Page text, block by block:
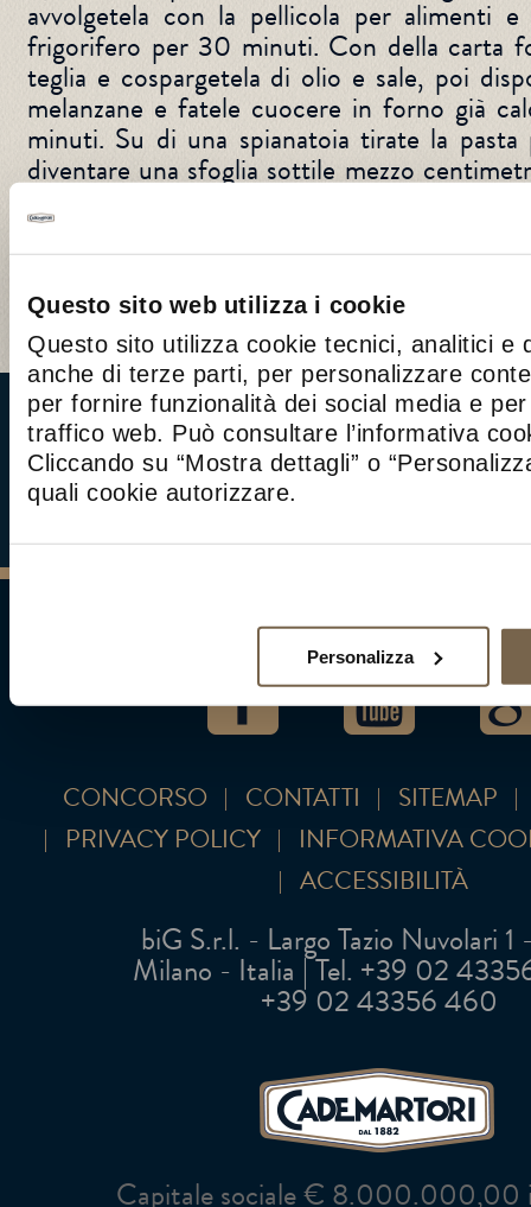
Questo sito web utilizza i cookie
Questo sito utilizza cookie tecnici, analitici e
anche di terze parti, per personalizzare
per fornire funzionalità dei social media e
traffico web. Può consultare l’informativa
Cliccando su “Mostra dettagli” o
quali cookie autorizzare.
Personalizza
avvolgetela con la pellicola per alimenti
frigorifero per 30 minuti. Con della carta
teglia e cospargetela di olio e sale, poi
melanzane e fatele cuocere in forno già
minuti. Su di una spianatoia tirate la pasta
diventare una sfoglia sottile mezzo
un matterello, riportatela in una teglia
farcitela con strati di melanzane,
fette di Caciotta Cademartori. Coprite con la
leggermente salata e infornate per altri 25
a 200°. Fate intiepidire prima di
melanzane e scamorza.
CONCORSO CONTATTI
SITEMAP
PRIVACY POLICY
INFORMATIVA
ACCESSIBILITÀ
biG S.r.l. - Largo Tazio Nuvolari
Milano - Italia | Tel. +39 02 43356
+39 02 43356 460
Capitale sociale € 8.000.000,00